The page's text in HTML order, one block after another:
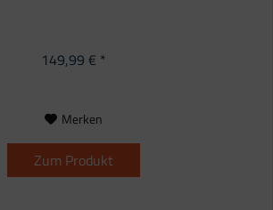
149,99 € *
Merken
Zum Produkt